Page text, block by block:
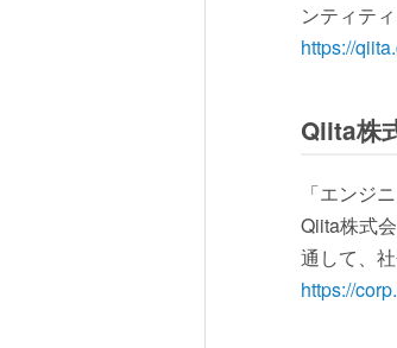
ンティテ
https://
Qiita株
「エンジ
Qiita株式
通して、
https://